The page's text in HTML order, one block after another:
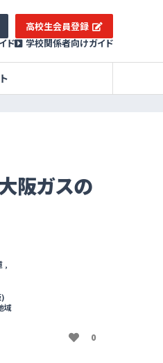
ド 学校関係者向けガイド
高校生会員登録
阪ガスの
,
)
域
0